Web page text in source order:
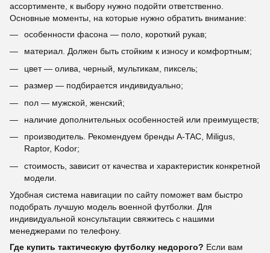
ассортименте, к выбору нужно подойти ответственно.
Основные моменты, на которые нужно обратить внимание:
особенности фасона — поло, короткий рукав;
материал. Должен быть стойким к износу и комфортным;
цвет — олива, черный, мультикам, пиксель;
размер — подбирается индивидуально;
пол — мужской, женский;
наличие дополнительных особенностей или преимуществ;
производитель. Рекомендуем бренды A-TAC, Miligus,
Raptor, Kodor;
стоимость, зависит от качества и характеристик конкретной
модели.
Удобная система навигации по сайту поможет вам быстро
подобрать лучшую модель военной футболки. Для
индивидуальной консультации свяжитесь с нашими
менеджерами по телефону.
Где купить тактическую футболку недорого? Если вам